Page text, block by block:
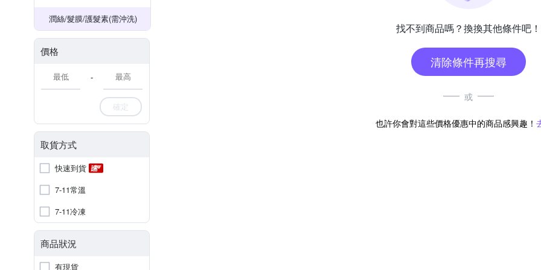
潤絲/髮膜/護髮素(需沖洗)
價格
-
確定
取貨方式
快速到貨
7-11常溫
7-11冷凍
商品狀況
有現貨
找不到商品嗎？換換其他條件吧！
清除條件再搜尋
或
也許你會對這些價格優惠中的商品感興趣！